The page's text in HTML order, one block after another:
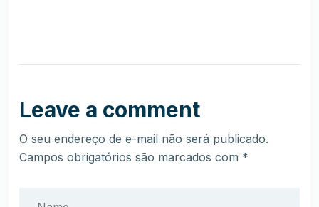
Leave a comment
O seu endereço de e-mail não será publicado.
Campos obrigatórios são marcados com *